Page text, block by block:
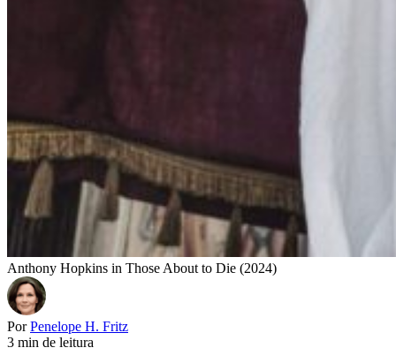
Anthony Hopkins in Those About to Die (2024)
Por Penelope H. Fritz
3 min de leitura